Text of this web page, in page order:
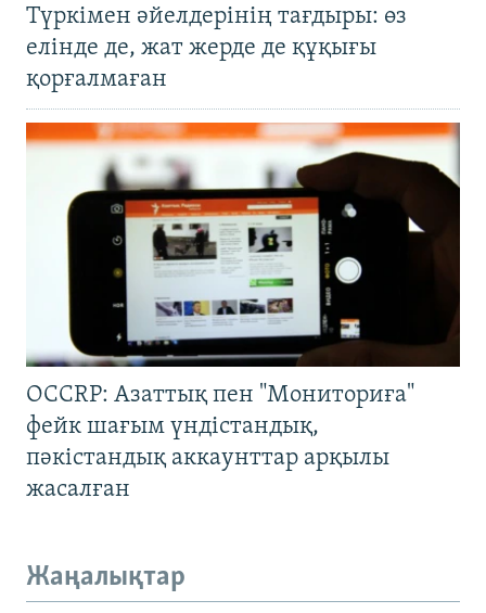
Түркімен әйелдерінің тағдыры: өз
елінде де, жат жерде де құқығы
қорғалмаған
OCCRP: Азаттық пен "Мониториға"
фейк шағым үндістандық,
пәкістандық аккаунттар арқылы
жасалған
Жаңалықтар